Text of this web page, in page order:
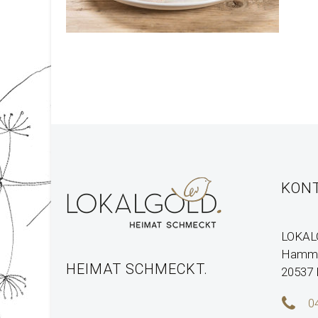
HEIMAT SCHMECKT.
20537

